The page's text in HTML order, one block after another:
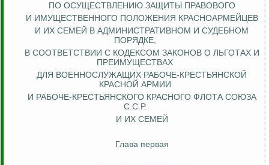
ПО ОСУЩЕСТВЛЕНИЮ ЗАЩИТЫ ПРАВОВОГО
И ИМУЩЕСТВЕННОГО ПОЛОЖЕНИЯ КРАСНОАРМЕЙЦЕВ
И ИХ СЕМЕЙ В АДМИНИСТРАТИВНОМ И СУДЕБНОМ
ПОРЯДКЕ,
В СООТВЕТСТВИИ С КОДЕКСОМ ЗАКОНОВ О ЛЬГОТАХ И
ПРЕИМУЩЕСТВАХ
ДЛЯ ВОЕННОСЛУЖАЩИХ РАБОЧЕ-КРЕСТЬЯНСКОЙ
КРАСНОЙ АРМИИ
И РАБОЧЕ-КРЕСТЬЯНСКОГО КРАСНОГО ФЛОТА СОЮЗА
С.С.Р.
И ИХ СЕМЕЙ
Глава первая